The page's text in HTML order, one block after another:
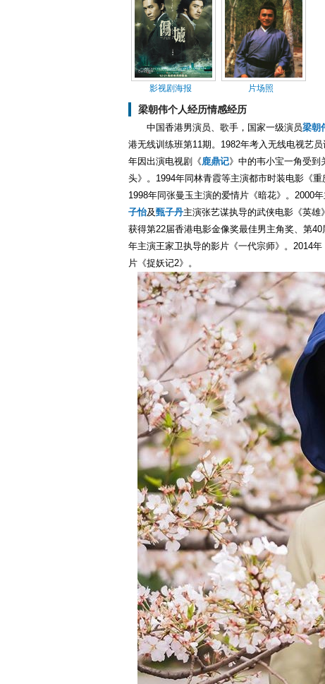
影视剧海报 片场照
梁朝伟个人经历情感经历
中国香港男演员、歌手，国家一级演员梁朝
港无线训练班第11期。1982年考入无线电视艺
年因出演电视剧《鹿鼎记》中的韦小宝一角受到
头》。1994年同林青霞等主演都市时装电影《重
1998年同张曼玉主演的爱情片《暗花》。2000
子怡及甄子丹主演张艺谋执导的武侠电影《英雄
获得第22届香港电影金像奖最佳男主角奖、第
年主演王家卫执导的影片《一代宗师》。2014
片《捉妖记2》。